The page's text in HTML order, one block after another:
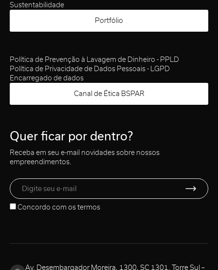
Sustentabilidade
Portfólio
Política de Prevenção à Lavagem de Dinheiro - PPLD
Política de Privacidade de Dados Pessoais - LGPD
Encarregado de dados
Canal de Ética BSPAR
Quer ficar por dentro?
Receba em seu e-mail novidades sobre nossos
empreendimentos.
Concordo com ostermos
Av. Desembargador Moreira, 1300, SC 1301. Torre Sul –